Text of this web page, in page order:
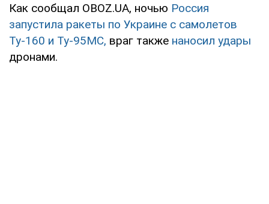
Как сообщал OBOZ.UA, ночью Россия
запустила ракеты по Украине с самолетов
Ту-160 и Ту-95МС, враг также наносил удары
дронами.